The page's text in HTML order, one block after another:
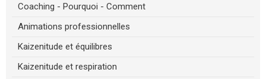
Coaching - Pourquoi - Comment
Animations professionnelles
Kaizenitude et équilibres
Kaizenitude et respiration